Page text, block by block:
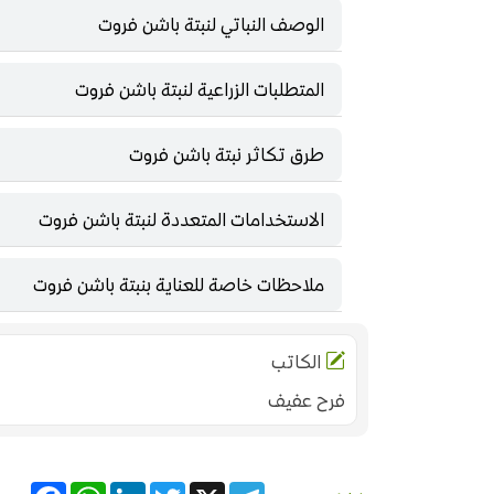
الوصف النباتي لنبتة باشن فروت
المتطلبات الزراعية لنبتة باشن فروت
طرق تكاثر نبتة باشن فروت
الاستخدامات المتعددة لنبتة باشن فروت
ملاحظات خاصة للعناية بنبتة باشن فروت
الكاتب
فرح عفيف